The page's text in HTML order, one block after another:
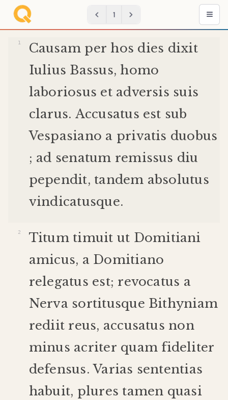
1
Causam per hos dies dixit
Iulius Bassus, homo
laboriosus et adversis suis
clarus. Accusatus est sub
Vespasiano a privatis duobus
; ad senatum remissus diu
pependit, tandem absolutus
vindicatusque.
Titum timuit ut Domitiani
amicus, a Domitiano
relegatus est; revocatus a
Nerva sortitusque Bithyniam
rediit reus, accusatus non
minus acriter quam fideliter
defensus.Varias sententias
habuit, plures tamen quasi